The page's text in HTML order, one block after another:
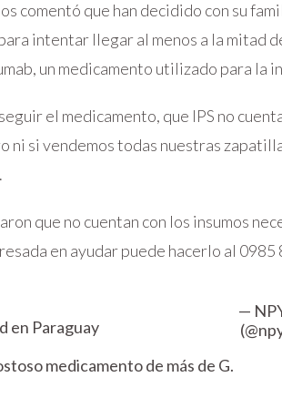
comentó que han decidido con su
intentar llegar al menos a la mitad
un medicamento utilizado para la
el medicamento, que IPS no
ni si vendemos todas nuestras
que no cuentan con los insumos
en ayudar puede hacerlo al 0985
en Paraguay
medicamento de más de G.
—